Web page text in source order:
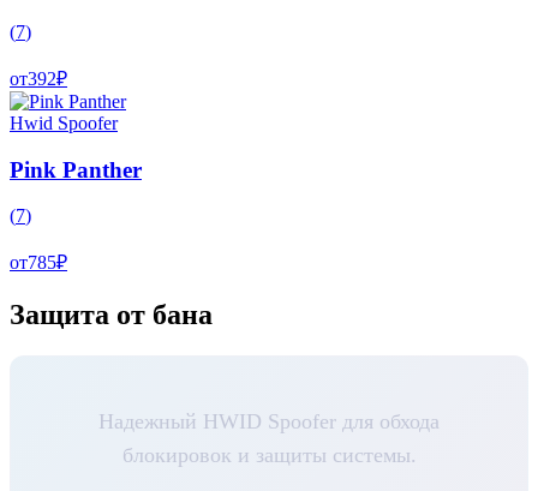
(7)
от392₽
Hwid Spoofer
Pink Panther
(7)
от785₽
Защита от бана
Надежный HWID Spoofer для обхода
блокировок и защиты системы.